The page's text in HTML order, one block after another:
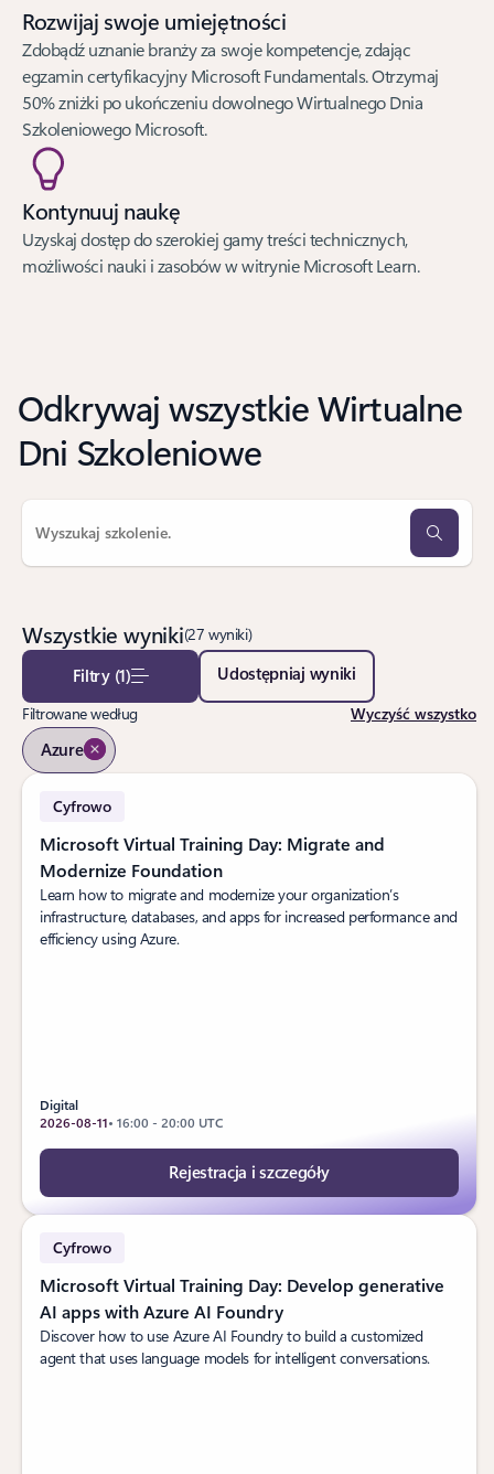
Rozwijaj swoje umiejętności
Zdobądź uznanie branży za swoje kompetencje, zdając
egzamin certyfikacyjny Microsoft Fundamentals. Otrzymaj
50% zniżki po ukończeniu dowolnego Wirtualnego Dnia
Szkoleniowego Microsoft.
Kontynuuj naukę
Uzyskaj dostęp do szerokiej gamy treści technicznych,
możliwości nauki i zasobów w witrynie Microsoft Learn.
Odkrywaj wszystkie Wirtualne
Dni Szkoleniowe
Wszystkie wyniki(27 wyniki)
Filtry (1) Udostępniaj wyniki
Filtrowane według Wyczyść wszystko
Azure
Cyfrowo
Microsoft Virtual Training Day: Migrate and
Modernize Foundation
Learn how to migrate and modernize your organization’s
infrastructure, databases, and apps for increased performance and
efficiency using Azure.
Digital
2026-08-11• 16:00 - 20:00 UTC
Rejestracja i szczegóły
Cyfrowo
Microsoft Virtual Training Day: Develop generative
AI apps with Azure AI Foundry
Discover how to use Azure AI Foundry to build a customized
agent that uses language models for intelligent conversations.